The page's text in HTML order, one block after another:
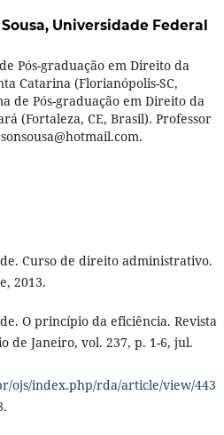
Universidade Federal
Pós-graduação em Direito da
Catarina (Florianópolis-SC,
de Pós-graduação em Direito da
(Fortaleza, CE, Brasil). Professor
Curso de direito administrativo.
2013.
O princípio da eficiência. Revista
de Janeiro, vol. 237, p. 1-6, jul.
ojs/index.php/rda/article/view/443